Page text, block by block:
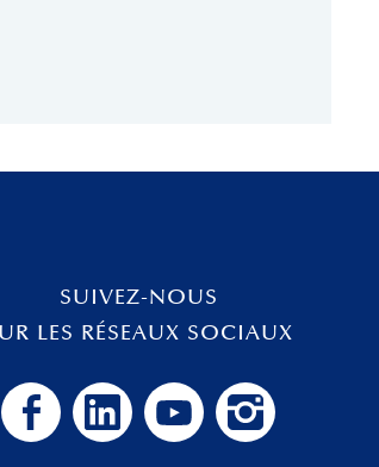
SUIVEZ-NOUS
LES RÉSEAUX SOCIAUX